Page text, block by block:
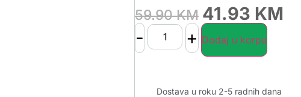
59.90KM 41.93 KM
- + Dodaj u korpu
Dostava u roku 2-5 radnih dana